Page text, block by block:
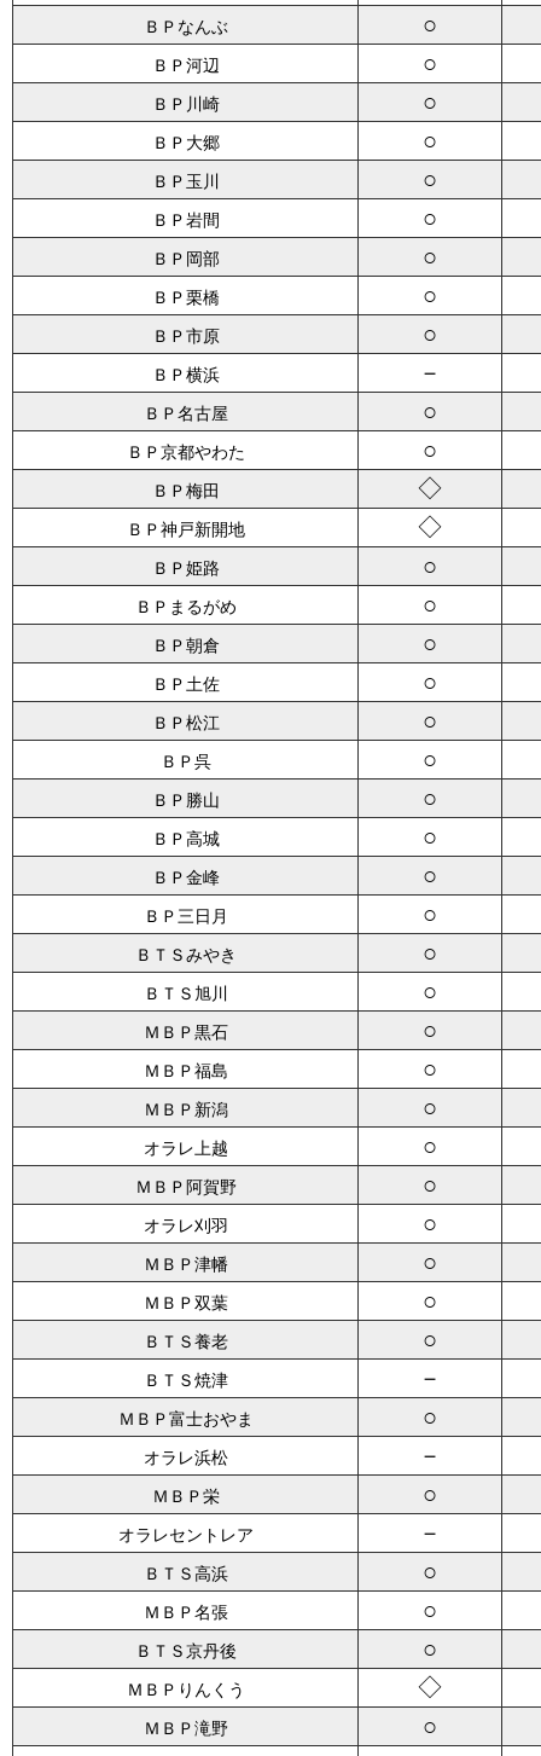
ＢＰなんぶ ○
ＢＰ河辺 ○
ＢＰ川崎 ○
ＢＰ大郷 ○
ＢＰ玉川 ○
ＢＰ岩間 ○
ＢＰ岡部 ○
ＢＰ栗橋 ○
ＢＰ市原 ○
ＢＰ横浜 －
ＢＰ名古屋 ○
ＢＰ京都やわた ○
ＢＰ梅田 ◇
ＢＰ神戸新開地 ◇
ＢＰ姫路 ○
ＢＰまるがめ ○
ＢＰ朝倉 ○
ＢＰ土佐 ○
ＢＰ松江 ○
ＢＰ呉 ○
ＢＰ勝山 ○
ＢＰ高城 ○
ＢＰ金峰 ○
ＢＰ三日月 ○
ＢＴＳみやき ○
ＢＴＳ旭川 ○
ＭＢＰ黒石 ○
ＭＢＰ福島 ○
ＭＢＰ新潟 ○
オラレ上越 ○
ＭＢＰ阿賀野 ○
オラレ刈羽 ○
ＭＢＰ津幡 ○
ＭＢＰ双葉 ○
ＢＴＳ養老 ○
ＢＴＳ焼津 －
ＭＢＰ富士おやま ○
オラレ浜松 －
ＭＢＰ栄 ○
オラレセントレア －
ＢＴＳ高浜 ○
ＭＢＰ名張 ○
ＢＴＳ京丹後 ○
ＭＢＰりんくう ◇
ＭＢＰ滝野
○